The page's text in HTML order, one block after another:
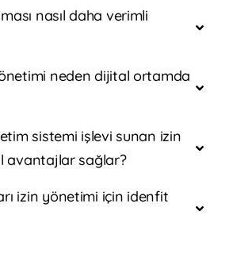
nasıl daha verimli
neden dijital ortamda
sistemi işlevi sunan izin
avantajlar sağlar?
izin yönetimi için idenfit